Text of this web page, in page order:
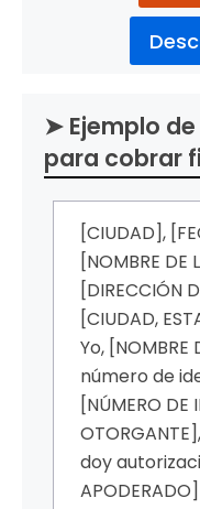
➤ Ejemplo
para cobrar
[CIUDAD],
[NOMBRE DE
[DIRECCIÓN
[CIUDAD,
Yo, [NOMBRE
número de
[NÚMERO DE
doy